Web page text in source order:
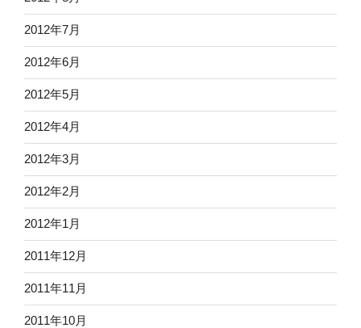
2012年7月
2012年6月
2012年5月
2012年4月
2012年3月
2012年2月
2012年1月
2011年12月
2011年11月
2011年10月